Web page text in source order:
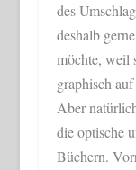
des
deshalb
möchte, weil
graphisch
Aber
die optische
Büchern.